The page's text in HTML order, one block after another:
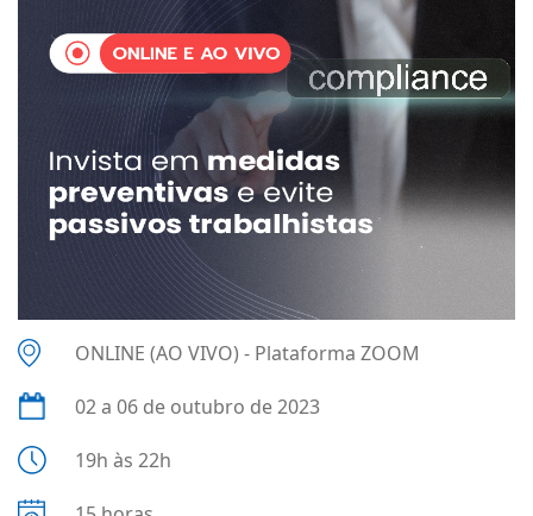
ONLINE (AO VIVO) - Plataforma ZOOM
02 a 06 de outubro de 2023
19h às 22h